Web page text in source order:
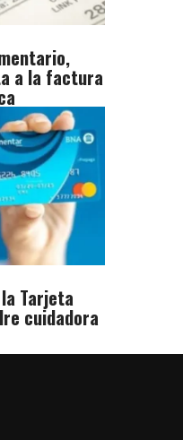
a la factura
Tarjeta
cuidadora